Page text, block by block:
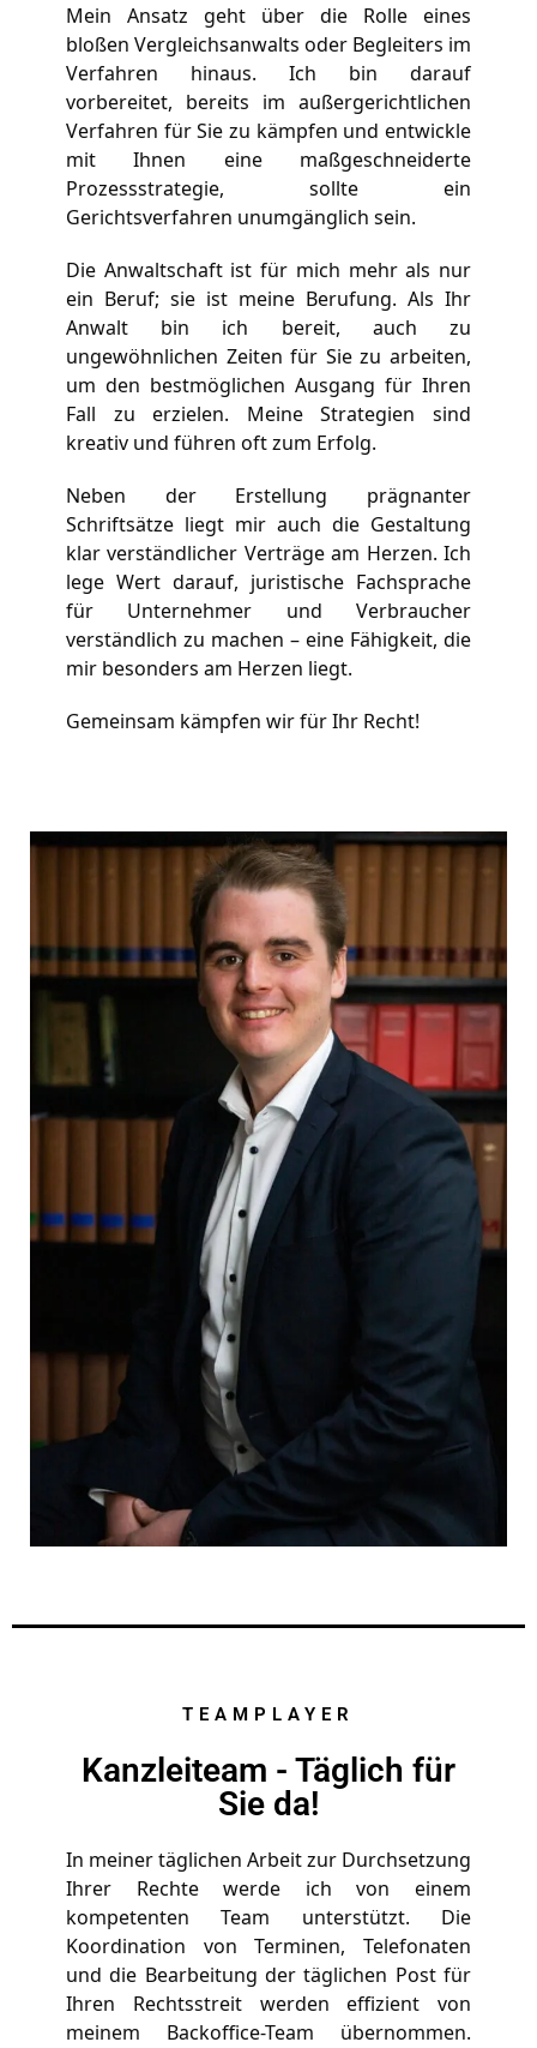
Mein Ansatz geht über die Rolle eines
bloßen Vergleichsanwalts oder Begleiters im
Verfahren hinaus. Ich bin darauf
vorbereitet, bereits im außergerichtlichen
Verfahren für Sie zu kämpfen und entwickle
mit Ihnen eine maßgeschneiderte
Prozessstrategie, sollte ein
Gerichtsverfahren unumgänglich sein.
Die Anwaltschaft ist für mich mehr als nur
ein Beruf; sie ist meine Berufung. Als Ihr
Anwalt bin ich bereit, auch zu
ungewöhnlichen Zeiten für Sie zu arbeiten,
um den bestmöglichen Ausgang für Ihren
Fall zu erzielen. Meine Strategien sind
kreativ und führen oft zum Erfolg.
Neben der Erstellung prägnanter
Schriftsätze liegt mir auch die Gestaltung
klar verständlicher Verträge am Herzen. Ich
lege Wert darauf, juristische Fachsprache
für Unternehmer und Verbraucher
verständlich zu machen – eine Fähigkeit, die
mir besonders am Herzen liegt.
Gemeinsam kämpfen wir für Ihr Recht!
TEAMPLAYER
Kanzleiteam - Täglich für
Sie da!
In meiner täglichen Arbeit zur Durchsetzung
Ihrer Rechte werde ich von einem
kompetenten Team unterstützt. Die
Koordination von Terminen, Telefonaten
und die Bearbeitung der täglichen Post für
Ihren Rechtsstreit werden effizient von
meinem Backoffice-Team übernommen.